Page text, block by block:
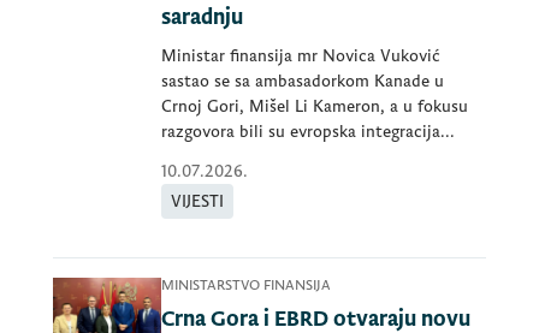
saradnju
Ministar finansija mr Novica Vuković
sastao se sa ambasadorkom Kanade u
Crnoj Gori, Mišel Li Kameron, a u fokusu
razgovora bili su evropska integracija...
10.07.2026.
VIJESTI
MINISTARSTVO FINANSIJA
Crna Gora i EBRD otvaraju novu